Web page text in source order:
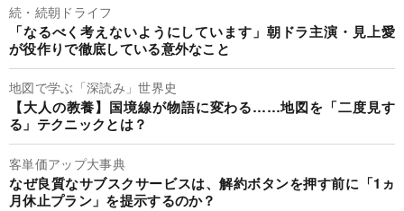
続・続朝ドライフ
「なるべく考えないようにしています」朝ドラ主演・見上愛
が役作りで徹底している意外なこと
地図で学ぶ「深読み」世界史
【大人の教養】国境線が物語に変わる……地図を「二度見す
る」テクニックとは？
客単価アップ大事典
なぜ良質なサブスクサービスは、解約ボタンを押す前に「1ヵ
月休止プラン」を提示するのか？